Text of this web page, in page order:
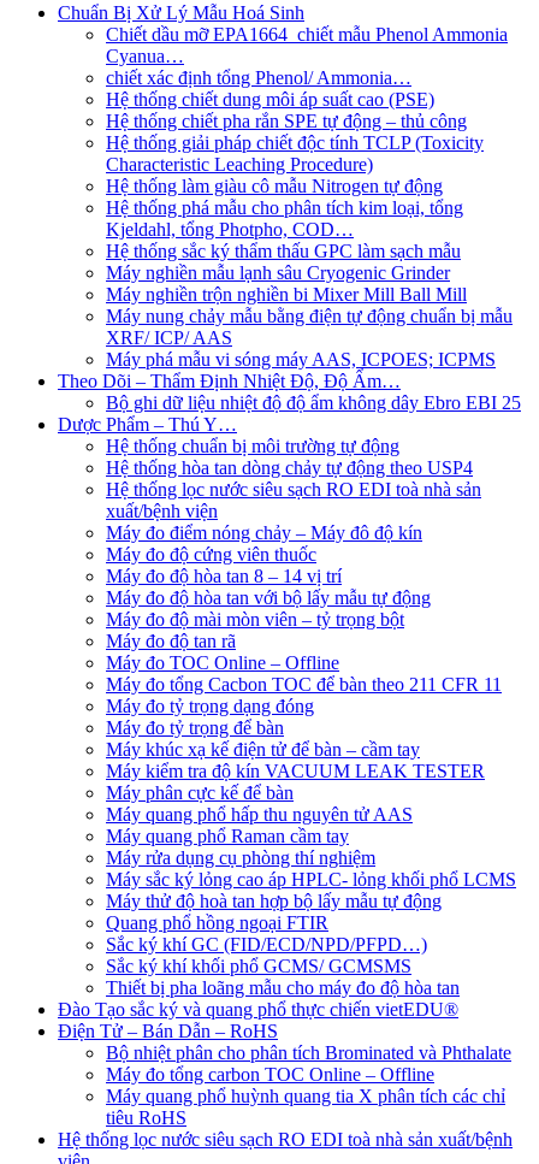
Chuẩn Bị Xử Lý Mẫu Hoá Sinh
Chiết dầu mỡ EPA1664_chiết mẫu Phenol Ammonia
Cyanua…
chiết xác định tổng Phenol/ Ammonia…
Hệ thống chiết dung môi áp suất cao (PSE)
Hệ thống chiết pha rắn SPE tự động – thủ công
Hệ thống giải pháp chiết độc tính TCLP (Toxicity
Characteristic Leaching Procedure)
Hệ thống làm giàu cô mẫu Nitrogen tự động
Hệ thống phá mẫu cho phân tích kim loại, tổng
Kjeldahl, tổng Photpho, COD…
Hệ thống sắc ký thẩm thấu GPC làm sạch mẫu
Máy nghiền mẫu lạnh sâu Cryogenic Grinder
Máy nghiền trộn nghiền bi Mixer Mill Ball Mill
Máy nung chảy mẫu bằng điện tự động chuẩn bị mẫu
XRF/ ICP/ AAS
Máy phá mẫu vi sóng máy AAS, ICPOES; ICPMS
Theo Dõi – Thẩm Định Nhiệt Độ, Độ Ẩm…
Bộ ghi dữ liệu nhiệt độ độ ẩm không dây Ebro EBI 25
Dược Phẩm – Thú Y…
Hệ thống chuẩn bị môi trường tự động
Hệ thống hòa tan dòng chảy tự động theo USP4
Hệ thống lọc nước siêu sạch RO EDI​​ toà nhà sản
xuất/bệnh viện
Máy đo điểm nóng chảy – Máy đô độ kín
Máy đo độ cứng viên thuốc
Máy đo độ hòa tan 8 – 14 vị trí
Máy đo độ hòa tan với bộ lấy mẫu tự động
Máy đo độ mài mòn viên – tỷ trọng bột
Máy đo độ tan rã
Máy đo TOC Online – Offline
Máy đo tổng Cacbon TOC để bàn theo 211 CFR 11
Máy đo tỷ trọng dạng đóng
Máy đo tỷ trọng để bàn
Máy khúc xạ kế điện tử để bàn – cầm tay
Máy kiểm tra độ kín VACUUM LEAK TESTER
Máy phân cực kế để bàn
Máy quang phổ hấp thu nguyên tử AAS
Máy quang phổ Raman cầm tay
Máy rửa dụng cụ phòng thí nghiệm
Máy sắc ký lỏng cao áp HPLC- lỏng khối phổ LCMS
Máy thử độ hoà tan hợp bộ lấy mẫu tự động
Quang phổ hồng ngoại FTIR
Sắc ký khí GC (FID/ECD/NPD/PFPD…)
Sắc ký khí khối phổ GCMS/ GCMSMS
Thiết bị pha loãng mẫu cho máy đo độ hòa tan
Đào Tạo sắc ký và quang phổ thực chiến vietEDU®
Điện Tử – Bán Dẫn – RoHS
Bộ nhiệt phân cho phân tích Brominated và Phthalate
Máy đo tổng carbon TOC Online – Offline
Máy quang phổ huỳnh quang tia X phân tích các chỉ
tiêu RoHS
Hệ thống lọc nước siêu sạch RO EDI​​ toà nhà sản xuất/bệnh